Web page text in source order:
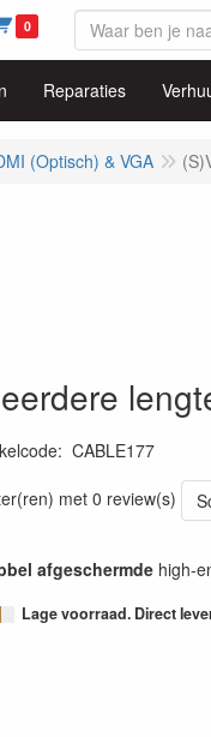
0
Reparaties
(Optisch) & VGA
: CABLE177
met 0 review(s)
afgeschermde high-
Lage voorraad. Direct